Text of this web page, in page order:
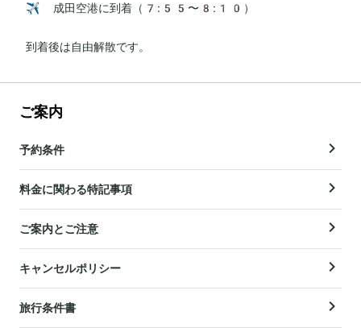
✈️ 成田空港に到着（7:55〜8:10）
到着後は自由解散です。
ご案内
予約条件
料金に関わる特記事項
ご案内とご注意
キャンセルポリシー
旅行条件書